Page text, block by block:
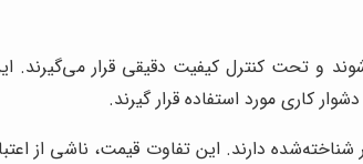
و تحت کنترل کیفیت دقیقی قرار می‌گیرند.
کاری مورد استفاده قرار گیرند.
دارند. این تفاوت قیمت، ناشی از